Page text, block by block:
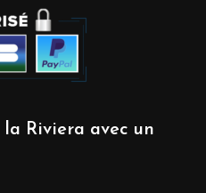
Riviera avec un